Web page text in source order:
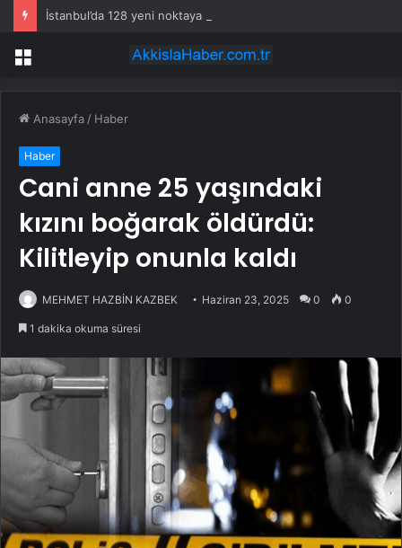
İstanbul’da 128 yeni noktaya daha EDS geliyor
Menü
Anasayfa / Haber
Haber
Cani anne 25 yaşındaki
kızını boğarak öldürdü:
Kilitleyip onunla kaldı
MEHMET HAZBİN KAZBEK Haziran 23, 2025 0 0
1 dakika okuma süresi